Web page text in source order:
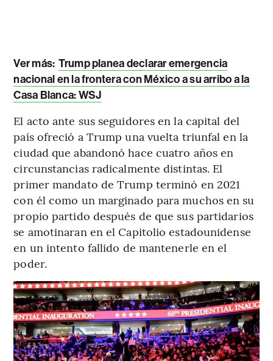
Ver más: Trump planea declarar emergencia
nacional en la frontera con México a su arribo a la
Casa Blanca: WSJ
El acto ante sus seguidores en la capital del
país ofreció a Trump una vuelta triunfal en la
ciudad que abandonó hace cuatro años en
circunstancias radicalmente distintas. El
primer mandato de Trump terminó en 2021
con él como un marginado para muchos en su
propio partido después de que sus partidarios
se amotinaran en el Capitolio estadounidense
en un intento fallido de mantenerle en el
poder.